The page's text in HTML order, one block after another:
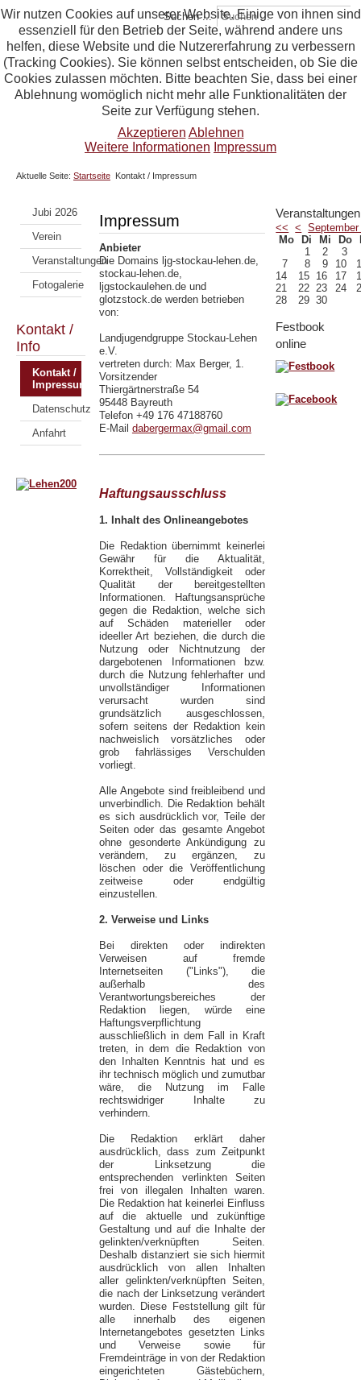
Suchen ...
Aktuelle Seite: Startseite Kontakt / Impressum
Jubi 2026
Verein
Veranstaltungen
Fotogalerie
Kontakt /
Info
Kontakt /
Impressum
Datenschutz
Anfahrt
Impressum
Anbieter
Die Domains ljg-stockau-lehen.de,
stockau-lehen.de,
ljgstockaulehen.de und
glotzstock.de werden betrieben
von:
Landjugendgruppe Stockau-Lehen
e.V.
vertreten durch: Max Berger, 1.
Vorsitzender
Thiergärtnerstraße 54
95448 Bayreuth
Telefon +49 176 47188760
E-Mail dabergermax@gmail.com
Haftungsausschluss
1. Inhalt des Onlineangebotes
Die Redaktion übernimmt keinerlei
Gewähr für die Aktualität,
Korrektheit, Vollständigkeit oder
Qualität der bereitgestellten
Informationen. Haftungsansprüche
gegen die Redaktion, welche sich
auf Schäden materieller oder
ideeller Art beziehen, die durch die
Nutzung oder Nichtnutzung der
dargebotenen Informationen bzw.
durch die Nutzung fehlerhafter und
unvollständiger Informationen
verursacht wurden sind
grundsätzlich ausgeschlossen,
sofern seitens der Redaktion kein
nachweislich vorsätzliches oder
grob fahrlässiges Verschulden
vorliegt.
Alle Angebote sind freibleibend und
unverbindlich. Die Redaktion behält
es sich ausdrücklich vor, Teile der
Seiten oder das gesamte Angebot
ohne gesonderte Ankündigung zu
verändern, zu ergänzen, zu
löschen oder die Veröffentlichung
zeitweise oder endgültig
einzustellen.
2. Verweise und Links
Bei direkten oder indirekten
Verweisen auf fremde
Internetseiten ("Links"), die
außerhalb des
Verantwortungsbereiches der
Redaktion liegen, würde eine
Haftungsverpflichtung
ausschließlich in dem Fall in Kraft
treten, in dem die Redaktion von
den Inhalten Kenntnis hat und es
ihr technisch möglich und zumutbar
wäre, die Nutzung im Falle
rechtswidriger Inhalte zu
verhindern.
Die Redaktion erklärt daher
ausdrücklich, dass zum Zeitpunkt
der Linksetzung die
entsprechenden verlinkten Seiten
frei von illegalen Inhalten waren.
Die Redaktion hat keinerlei Einfluss
auf die aktuelle und zukünftige
Gestaltung und auf die Inhalte der
gelinkten/verknüpften Seiten.
Deshalb distanziert sie sich hiermit
ausdrücklich von allen Inhalten
aller gelinkten/verknüpften Seiten,
die nach der Linksetzung verändert
wurden. Diese Feststellung gilt für
alle innerhalb des eigenen
Internetangebotes gesetzten Links
und Verweise sowie für
Fremdeinträge in von der Redaktion
eingerichteten Gästebüchern,
Veranstaltungen
<< <
September
Mo
Di Mi Do
1
2 3
7
8 9 10
14
15 16 17
21
22 23 24
28
29 30
Festbook
online
Wir nutzen Cookies auf unserer Website. Einige von ihnen sind
essenziell für den Betrieb der Seite, während andere uns
helfen, diese Website und die Nutzererfahrung zu verbessern
(Tracking Cookies). Sie können selbst entscheiden, ob Sie die
Cookies zulassen möchten. Bitte beachten Sie, dass bei einer
Ablehnung womöglich nicht mehr alle Funktionalitäten der
Seite zur Verfügung stehen.
Akzeptieren Ablehnen
Weitere Informationen Impressum